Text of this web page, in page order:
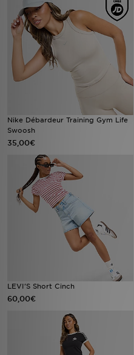
Nike Débardeur Training Gym Life
Swoosh
35,00€
LEVI'S Short Cinch
60,00€